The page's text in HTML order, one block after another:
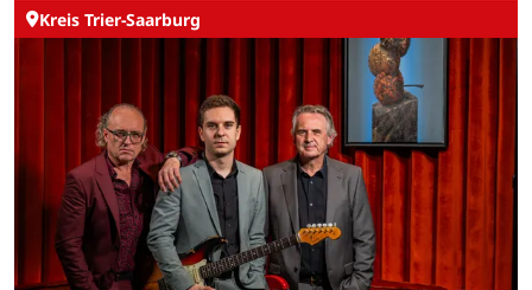
Kreis Trier-Saarburg